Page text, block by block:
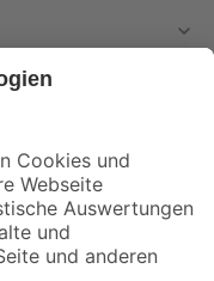
mehr verpassen!